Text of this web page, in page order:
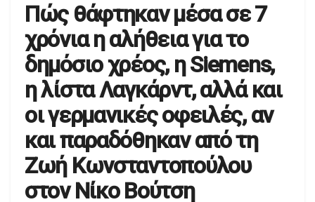
Πώς θάφτηκαν μέσα σε 7
χρόνια η αλήθεια για το
δημόσιο χρέος, η Siemens,
η λίστα Λαγκάρντ, αλλά και
οι γερμανικές οφειλές, αν
και παραδόθηκαν από τη
Ζωή Κωνσταντοπούλου
στον Νίκο Βούτση